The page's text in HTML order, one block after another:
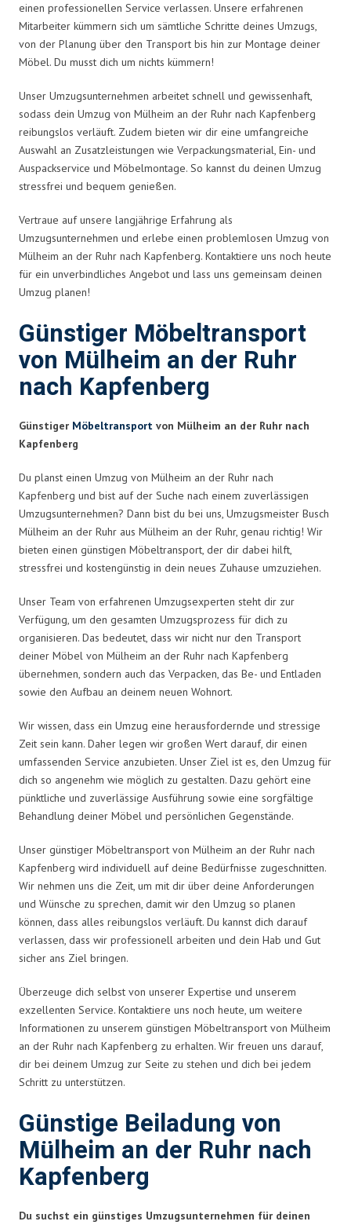
einen professionellen Service verlassen. Unsere erfahrenen
Mitarbeiter kümmern sich um sämtliche Schritte deines Umzugs,
von der Planung über den Transport bis hin zur Montage deiner
Möbel. Du musst dich um nichts kümmern!
Unser Umzugsunternehmen arbeitet schnell und gewissenhaft,
sodass dein Umzug von Mülheim an der Ruhr nach Kapfenberg
reibungslos verläuft. Zudem bieten wir dir eine umfangreiche
Auswahl an Zusatzleistungen wie Verpackungsmaterial, Ein- und
Auspackservice und Möbelmontage. So kannst du deinen Umzug
stressfrei und bequem genießen.
Vertraue auf unsere langjährige Erfahrung als
Umzugsunternehmen und erlebe einen problemlosen Umzug von
Mülheim an der Ruhr nach Kapfenberg. Kontaktiere uns noch heute
für ein unverbindliches Angebot und lass uns gemeinsam deinen
Umzug planen!
Günstiger Möbeltransport
von Mülheim an der Ruhr
nach Kapfenberg
Günstiger Möbeltransport von Mülheim an der Ruhr nach
Kapfenberg
Du planst einen Umzug von Mülheim an der Ruhr nach
Kapfenberg und bist auf der Suche nach einem zuverlässigen
Umzugsunternehmen? Dann bist du bei uns, Umzugsmeister Busch
Mülheim an der Ruhr aus Mülheim an der Ruhr, genau richtig! Wir
bieten einen günstigen Möbeltransport, der dir dabei hilft,
stressfrei und kostengünstig in dein neues Zuhause umzuziehen.
Unser Team von erfahrenen Umzugsexperten steht dir zur
Verfügung, um den gesamten Umzugsprozess für dich zu
organisieren. Das bedeutet, dass wir nicht nur den Transport
deiner Möbel von Mülheim an der Ruhr nach Kapfenberg
übernehmen, sondern auch das Verpacken, das Be- und Entladen
sowie den Aufbau an deinem neuen Wohnort.
Wir wissen, dass ein Umzug eine herausfordernde und stressige
Zeit sein kann. Daher legen wir großen Wert darauf, dir einen
umfassenden Service anzubieten. Unser Ziel ist es, den Umzug für
dich so angenehm wie möglich zu gestalten. Dazu gehört eine
pünktliche und zuverlässige Ausführung sowie eine sorgfältige
Behandlung deiner Möbel und persönlichen Gegenstände.
Unser günstiger Möbeltransport von Mülheim an der Ruhr nach
Kapfenberg wird individuell auf deine Bedürfnisse zugeschnitten.
Wir nehmen uns die Zeit, um mit dir über deine Anforderungen
und Wünsche zu sprechen, damit wir den Umzug so planen
können, dass alles reibungslos verläuft. Du kannst dich darauf
verlassen, dass wir professionell arbeiten und dein Hab und Gut
sicher ans Ziel bringen.
Überzeuge dich selbst von unserer Expertise und unserem
exzellenten Service. Kontaktiere uns noch heute, um weitere
Informationen zu unserem günstigen Möbeltransport von Mülheim
an der Ruhr nach Kapfenberg zu erhalten. Wir freuen uns darauf,
dir bei deinem Umzug zur Seite zu stehen und dich bei jedem
Schritt zu unterstützen.
Günstige Beiladung von
Mülheim an der Ruhr nach
Kapfenberg
Du suchst ein günstiges Umzugsunternehmen für deinen